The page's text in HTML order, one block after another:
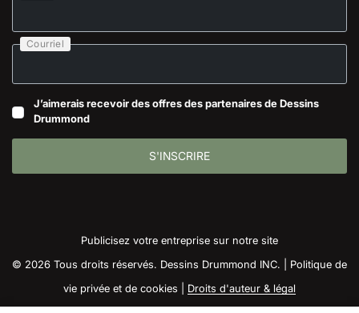
Courriel
J’aimerais recevoir des offres des partenaires de Dessins
Drummond
S'INSCRIRE
Publicisez votre entreprise sur notre site
© 2026 Tous droits réservés. Dessins Drummond INC. | Politique de
vie privée et de cookies
Droits d'auteur & légal